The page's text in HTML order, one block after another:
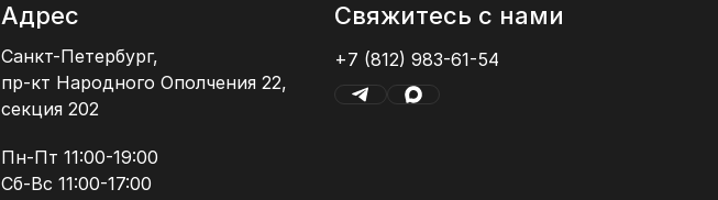
Адрес
Санкт-Петербург,
пр-кт Народного Ополчения 22,
секция 202
Пн-Пт 11:00-19:00
Сб-Вс 11:00-17:00
Свяжитесь с нами
+7 (812) 983-61-54